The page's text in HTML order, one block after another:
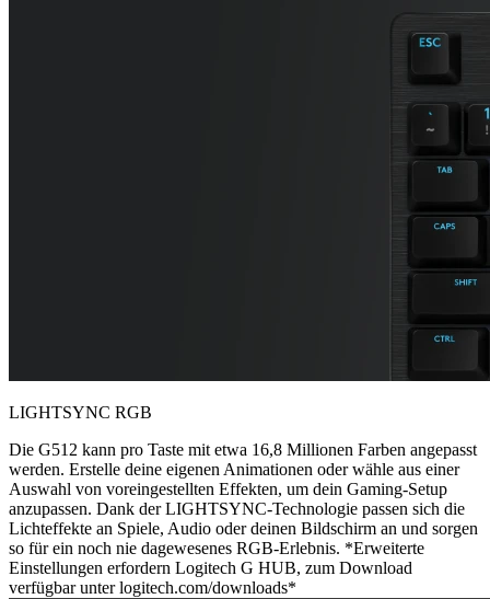
LIGHTSYNC RGB
Die G512 kann pro Taste mit etwa 16,8 Millionen Farben angepasst
werden. Erstelle deine eigenen Animationen oder wähle aus einer
Auswahl von voreingestellten Effekten, um dein Gaming-Setup
anzupassen. Dank der LIGHTSYNC-Technologie passen sich die
Lichteffekte an Spiele, Audio oder deinen Bildschirm an und sorgen
so für ein noch nie dagewesenes RGB-Erlebnis. *Erweiterte
Einstellungen erfordern Logitech G HUB, zum Download
verfügbar unter logitech.com/downloads*